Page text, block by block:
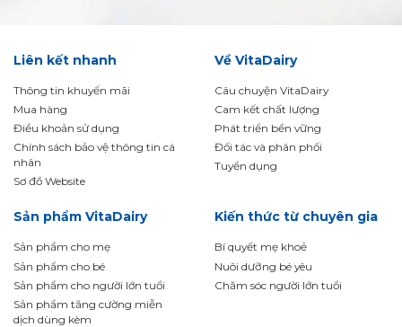
Liên kết nhanh
Thông tin khuyến mãi
Mua hàng
Điều khoản sử dụng
Chính sách bảo vệ thông tin cá
nhân
Sơ đồ Website
Về VitaDairy
Câu chuyện VitaDairy
Cam kết chất lượng
Phát triển bền vững
Đối tác và phân phối
Tuyển dụng
Sản phẩm VitaDairy
Sản phẩm cho mẹ
Sản phẩm cho bé
Sản phẩm cho người lớn tuổi
Sản phẩm tăng cường miễn
dịch dùng kèm
Kiến thức từ chuyên gia
Bí quyết mẹ khoẻ
Nuôi dưỡng bé yêu
Chăm sóc người lớn tuổi